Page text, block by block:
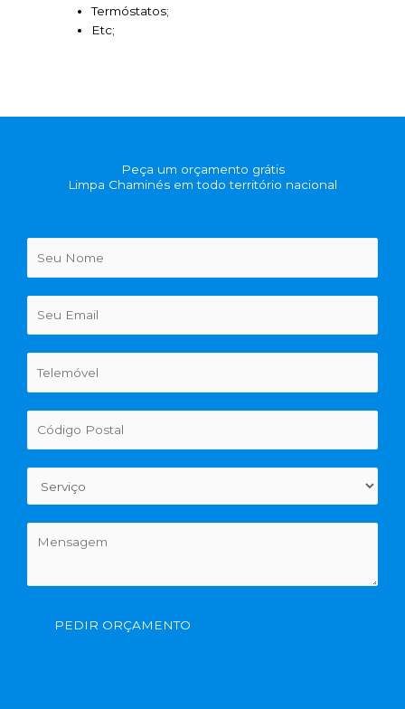
Termóstatos;
Etc;
Peça um orçamento grátis
Limpa Chaminés em todo território nacional
PEDIR ORÇAMENTO